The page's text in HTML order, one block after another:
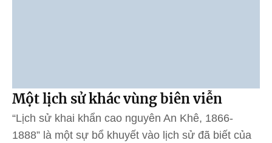
Một lịch sử khác vùng biên viễn
“Lịch sử khai khẩn cao nguyên An Khê, 1866-
1888” là một sự bổ khuyết vào lịch sử đã biết của